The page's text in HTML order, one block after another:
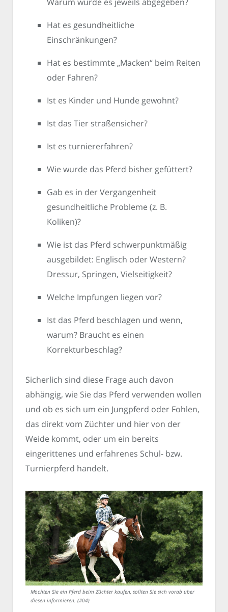
Hat es gesundheitliche
Einschränkungen?
Hat es bestimmte „Macken“ beim Reiten
oder Fahren?
Ist es Kinder und Hunde gewohnt?
Ist das Tier straßensicher?
Ist es turniererfahren?
Wie wurde das Pferd bisher gefüttert?
Gab es in der Vergangenheit
gesundheitliche Probleme (z. B.
Koliken)?
Wie ist das Pferd schwerpunktmäßig
ausgebildet: Englisch oder Western?
Dressur, Springen, Vielseitigkeit?
Welche Impfungen liegen vor?
Ist das Pferd beschlagen und wenn,
warum? Braucht es einen
Korrekturbeschlag?
Sicherlich sind diese Frage auch davon
abhängig, wie Sie das Pferd verwenden wollen
und ob es sich um ein Jungpferd oder Fohlen,
das direkt vom Züchter und hier von der
Weide kommt, oder um ein bereits
eingerittenes und erfahrenes Schul- bzw.
Turnierpferd handelt.
Möchten Sie ein Pferd beim Züchter kaufen, sollten Sie sich vorab über
diesen informieren. (#04)